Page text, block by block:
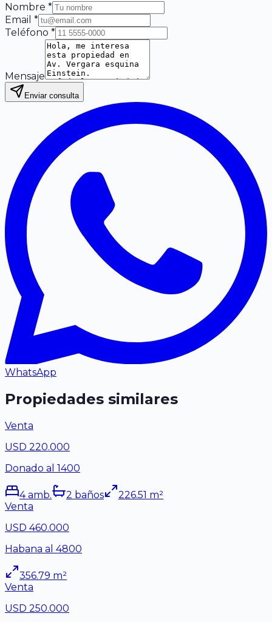
Nombre *
Email *
Teléfono *
Mensaje
Enviar consulta
WhatsApp
Propiedades similares
Venta
USD 220.000
Donado al 1400
4amb. 2 baños 226.51 m²
Venta
USD 460.000
Habana al 4800
356.79 m²
Venta
USD 250.000